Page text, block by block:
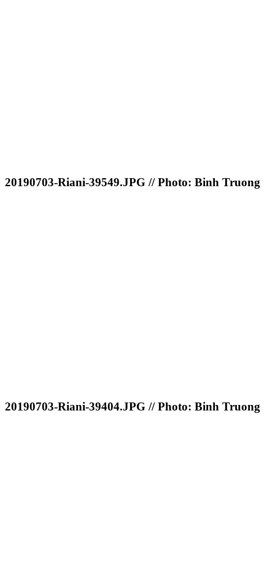
20190703-Riani-39549.JPG // Photo: Binh Truong
20190703-Riani-39404.JPG // Photo: Binh Truong